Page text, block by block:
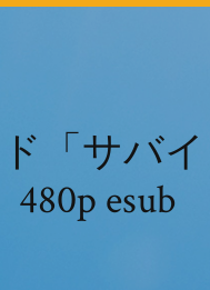
「サバイ
esub